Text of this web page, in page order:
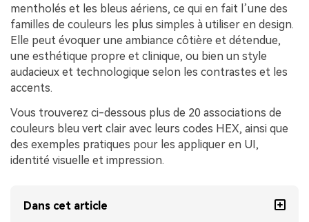
mentholés et les bleus aériens, ce qui en fait l’une des
familles de couleurs les plus simples à utiliser en design.
Elle peut évoquer une ambiance côtière et détendue,
une esthétique propre et clinique, ou bien un style
audacieux et technologique selon les contrastes et les
accents.
Vous trouverez ci-dessous plus de 20 associations de
couleurs bleu vert clair avec leurs codes HEX, ainsi que
des exemples pratiques pour les appliquer en UI,
identité visuelle et impression.
Dans cet article